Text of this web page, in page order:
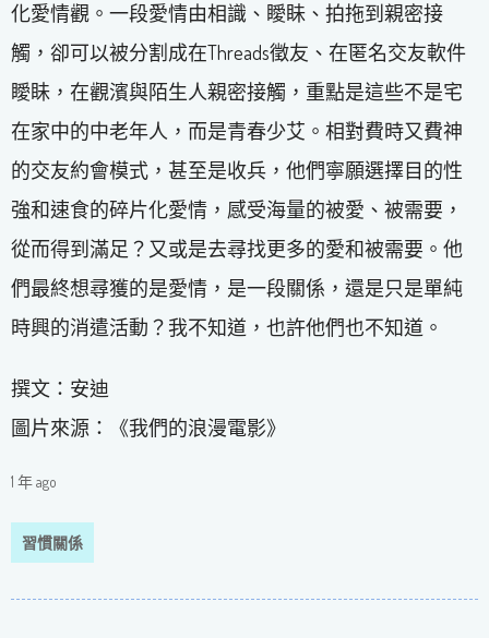
化愛情觀。一段愛情由相識、瞹眛、拍拖到親密接
觸，卻可以被分割成在Threads徵友、在匿名交友軟件
瞹眛，在觀濱與陌生人親密接觸，重點是這些不是宅
在家中的中老年人，而是青春少艾。相對費時又費神
的交友約會模式，甚至是收兵，他們寧願選擇目的性
強和速食的碎片化愛情，感受海量的被愛、被需要，
從而得到滿足？又或是去尋找更多的愛和被需要。他
們最終想尋獲的是愛情，是一段關係，還是只是單純
時興的消遣活動？我不知道，也許他們也不知道。
撰文：安迪
圖片來源：《我們的浪漫電影》
1 年 ago
習慣關係